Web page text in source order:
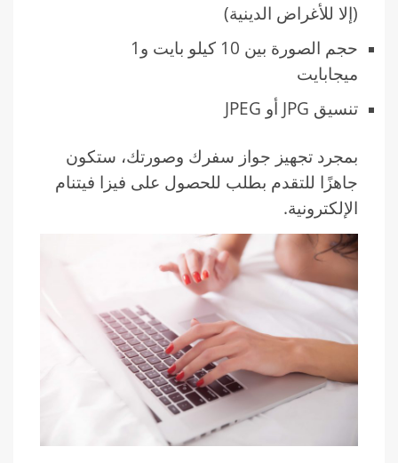
(إلا للأغراض الدينية)
حجم الصورة بين 10 كيلو بايت و1
ميجابايت
تنسيق JPG أو JPEG
بمجرد تجهيز جواز سفرك وصورتك، ستكون
جاهزًا للتقدم بطلب للحصول على فيزا فيتنام
الإلكترونية.